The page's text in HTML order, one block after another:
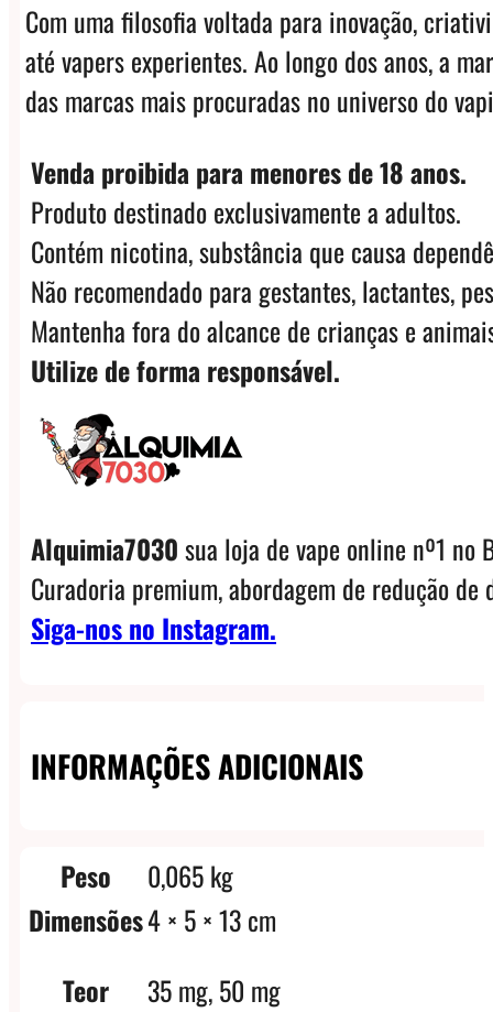
Com uma filosofia voltada para inovação,
até vapers experientes. Ao longo dos anos, a
das marcas mais procuradas no universo do
Venda proibida para menores de 18 anos.
Produto destinado exclusivamente a adultos.
Contém nicotina, substância que causa
Não recomendado para gestantes, lactantes,
Mantenha fora do alcance de crianças e
Utilize de forma responsável.
Alquimia7030sua loja de vape online nº1 no
Curadoria premium, abordagem de redução
Siga-nos no Instagram.
INFORMAÇÕES ADICIONAIS
Peso
0,065 kg
Dimensões4 × 5 × 13 cm
Teor
35 mg, 50 mg